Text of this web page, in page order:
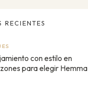
RECIENTES
con estilo en
para elegir Hemma